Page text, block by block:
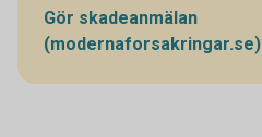
Gör skadeanmälan
(modernaforsakringar.se)